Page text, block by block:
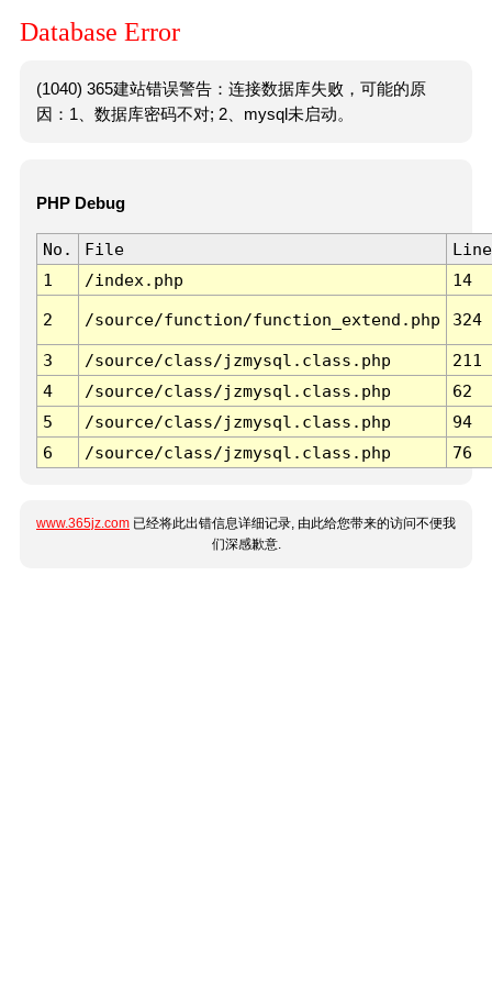
Database Error
(1040) 365建站错误警告：连接数据库失败，可能的原
因：1、数据库密码不对; 2、mysql未启动。
PHP Debug
No. File
Line
1
/index.php 14
2 /source/function/function_extend.php 324
3 /source/class/jzmysql.class.php
211
4
/source/class/jzmysql.class.php
62
5
/source/class/jzmysql.class.php
94
6
/source/class/jzmysql.class.php 76
www.365jz.com 已经将此出错信息详细记录, 由此给您带来的访问不便我
们深感歉意.